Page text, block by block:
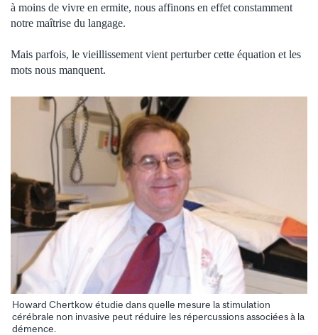
à moins de vivre en ermite, nous affinons en effet constamment
notre maîtrise du langage.
Mais parfois, le vieillissement vient perturber cette équation et les
mots nous manquent.
Howard Chertkow étudie dans quelle mesure la stimulation
cérébrale non invasive peut réduire les répercussions associées à la
démence.